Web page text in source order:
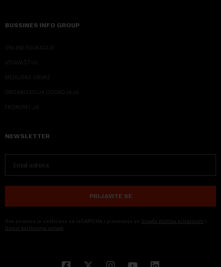
BUSSINES INFO GROUP
ONLINE EDUKACIJE
IZDAVAŠTVO
MEDIJSKE OBUKE
ORGANIZACIJA DOGADJAJA
EKONOM I JA
NEWSLETTER
PRIJAVITE SE
Ova stranica je zaštićena sa reCAPTCHA i primenjuju se Google Politika privatnosti i
Uslovi korišćenja usluge